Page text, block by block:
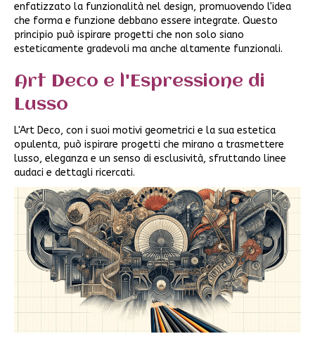
enfatizzato la funzionalità nel design, promuovendo l'idea
che forma e funzione debbano essere integrate. Questo
principio può ispirare progetti che non solo siano
esteticamente gradevoli ma anche altamente funzionali.
Art Deco e l'Espressione di
Lusso
L'Art Deco, con i suoi motivi geometrici e la sua estetica
opulenta, può ispirare progetti che mirano a trasmettere
lusso, eleganza e un senso di esclusività, sfruttando linee
audaci e dettagli ricercati.